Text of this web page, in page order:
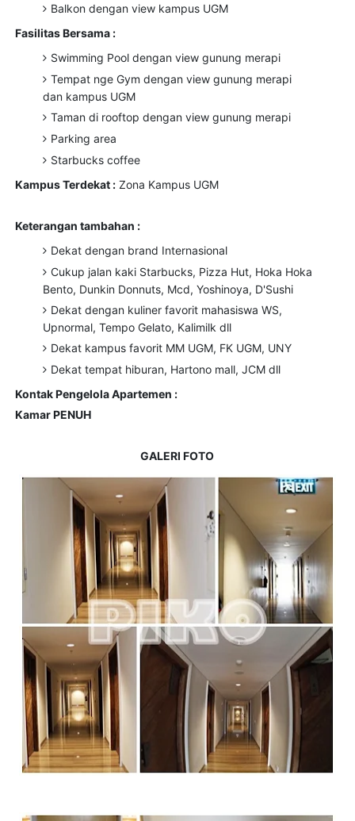
Balkon dengan view kampus UGM
Fasilitas Bersama :
Swimming Pool dengan view gunung merapi
Tempat nge Gym dengan view gunung merapi
dan kampus UGM
Taman di rooftop dengan view gunung merapi
Parking area
Starbucks coffee
Kampus Terdekat :Zona Kampus UGM
Keterangan tambahan :
Dekat dengan brand Internasional
Cukup jalan kaki Starbucks, Pizza Hut, Hoka Hoka
Bento, Dunkin Donnuts, Mcd, Yoshinoya, D'Sushi
Dekat dengan kuliner favorit mahasiswa WS,
Upnormal, Tempo Gelato, Kalimilk dll
Dekat kampus favorit MM UGM, FK UGM, UNY
Dekat tempat hiburan, Hartono mall, JCM dll
Kontak Pengelola Apartemen :
Kamar PENUH
GALERI FOTO